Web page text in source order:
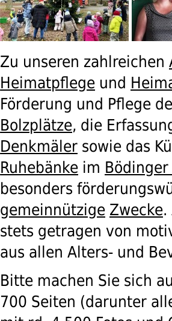
Zu unseren zahlreichen
Heimatpflege und
Förderung und Pflege
Bolzplätze, die
Denkmäler sowie das
Ruhebänke im Bödinger
besonders
gemeinnützige Zwecke.
stets getragen von
aus allen Alters- und
Bitte machen Sie sich
700 Seiten (darunter